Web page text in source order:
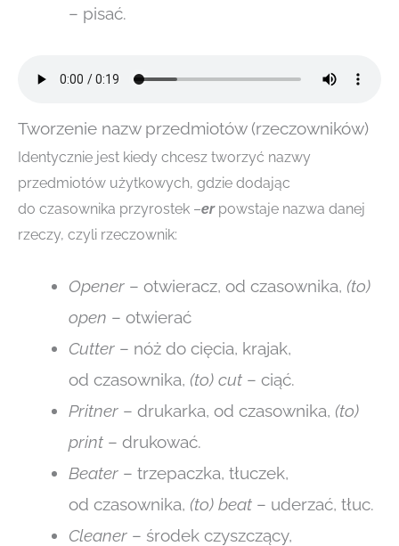
– pisać.
Tworzenie nazw przedmiotów (rzeczowników)
Identycznie jest kiedy chcesz tworzyć nazwy
przedmiotów użytkowych, gdzie dodając
do czasownika przyrostek –er powstaje nazwa danej
rzeczy, czyli rzeczownik:
Opener – otwieracz, od czasownika, (to)
open – otwierać
Cutter – nóż do cięcia, krajak,
od czasownika, (to) cut – ciąć.
Pritner – drukarka, od czasownika, (to)
print – drukować.
Beater – trzepaczka, tłuczek,
od czasownika, (to) beat – uderzać, tłuc.
Cleaner – środek czyszczący,